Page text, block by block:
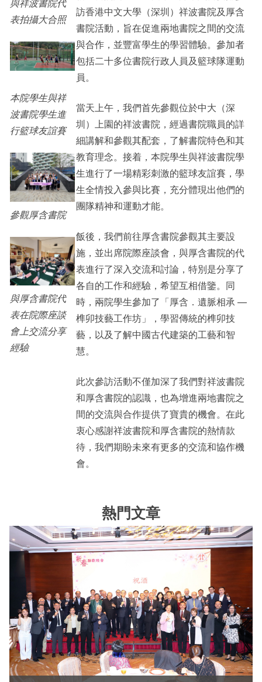
影片庫
與祥波書院代
表拍攝大合照
本院學生與祥
波書院學生進
行籃球友誼賽
參觀厚含書院
與厚含書院代
表在院際座談
會上交流分享
經驗
訪香港中文大學（深圳）祥波書院及厚含
書院活動，旨在促進兩地書院之間的交流
與合作，並豐富學生的學習體驗。參加者
包括二十多位書院行政人員及籃球隊運動
員。
當天上午，我們首先參觀位於中大（深
圳）上園的祥波書院，經過書院職員的詳
細講解和參觀其配套，了解書院特色和其
教育理念。接着，本院學生與祥波書院學
生進行了一場精彩刺激的籃球友誼賽，學
生全情投入參與比賽，充分體現出他們的
團隊精神和運動才能。
飯後，我們前往厚含書院參觀其主要設
施，並出席院際座談會，與厚含書院的代
表進行了深入交流和討論，特別是分享了
各自的工作和經驗，希望互相借鑒。同
時，兩院學生參加了「厚含．遺脈相承 —
榫卯技藝工作坊」，學習傳統的榫卯技
藝，以及了解中國古代建築的工藝和智
慧。
此次參訪活動不僅加深了我們對祥波書院
和厚含書院的認識，也為增進兩地書院之
間的交流與合作提供了寶貴的機會。在此
衷心感謝祥波書院和厚含書院的熱情款
待，我們期盼未來有更多的交流和協作機
會。
熱門文章